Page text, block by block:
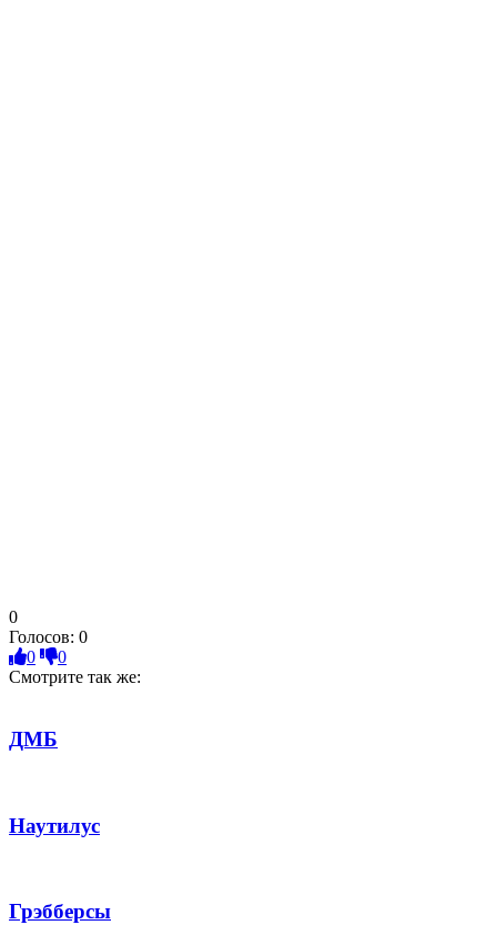
0
Голосов: 0
0
0
Смотрите так же:
ДМБ
Наутилус
Грэбберсы